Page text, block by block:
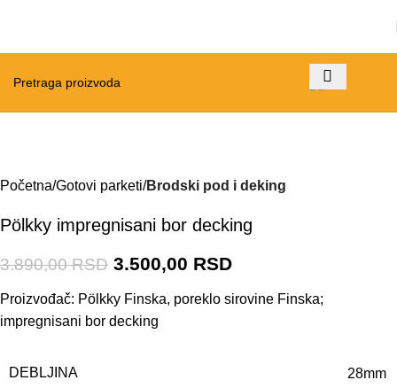
Početna Gotovi parketi Brodski pod i deking
Pölkky impregnisani bor decking
3.890,00RSD 3.500,00 RSD
Proizvođač: Pölkky Finska, poreklo sirovine Finska;
impregnisani bor decking
DEBLJINA 28mm